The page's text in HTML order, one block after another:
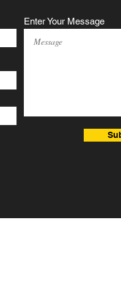
Enter Your Message